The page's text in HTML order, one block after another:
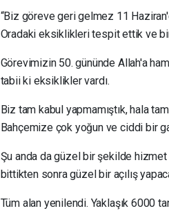
“Biz göreve geri gelmez 11
Oradaki eksiklikleri tespit ettik ve
Görevimizin 50. gününde Allah'a
tabii ki eksiklikler vardı.
Biz tam kabul yapmamıştık, hala
Bahçemize çok yoğun ve ciddi bir
Şu anda da güzel bir şekilde
bittikten sonra güzel bir açılış
Tüm alan yenilendi. Yaklaşık 6000